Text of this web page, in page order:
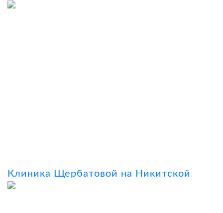
Клиника Щербатовой на Никитской